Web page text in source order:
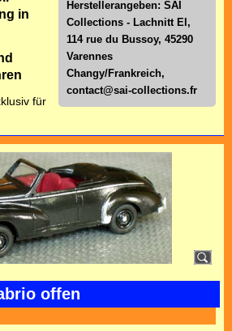
Herstellerangeben: SAI
Collections - Lachnitt El,
114 rue du Bussoy, 45290
Varennes
Changy/Frankreich,
contact@sai-collections.fr
in
für
offen